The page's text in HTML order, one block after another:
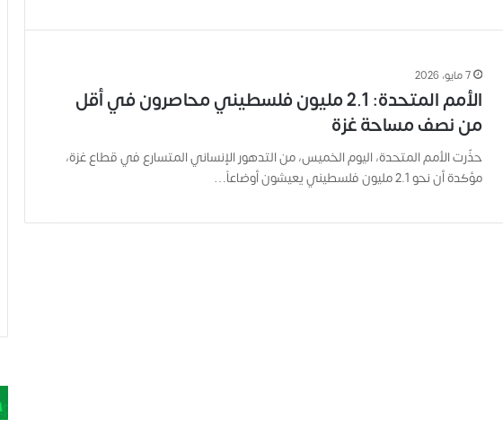
7 مايو، 2026
الأمم المتحدة: 2.1 مليون فلسطيني محاصرون في أقل
من نصف مساحة غزة
حذّرت الأمم المتحدة، اليوم الخميس، من التدهور الإنساني المتسارع في قطاع غزة،
مؤكدة أن نحو 2.1 مليون فلسطيني يعيشون أوضاعاً…